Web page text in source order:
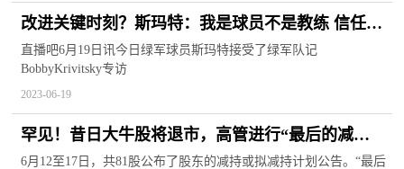
改进关键时刻？斯玛特：我是球员不是教练 信任马
祖拉和冠军助教|热消息
直播吧6月19日讯今日绿军球员斯玛特接受了绿军队记
BobbyKrivitsky专访
2023-06-19
罕见！昔日大牛股将退市，高管进行“最后的减
持”！两千亿巨无霸遭超70亿元减持，新一波减持来
6月12至17日，共81股公布了股东的减持或拟减持计划公告。“最后